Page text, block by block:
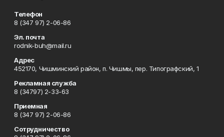
Телефон
8 (347 97) 2-06-86
Эл. почта
rodnik-buh@mail.ru
Адрес
452170, Чишминский район, п. Чишмы, пер. Типографский, 1
Рекламная служба
8 (34797) 2-33-63
Приемная
8 (347 97) 2-06-86
Сотрудничество